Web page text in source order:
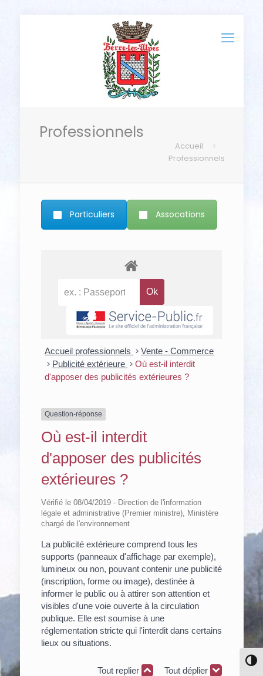
Professionnels
Accueil
Professionnels
Particuliers Assocations
Accueil professionnels > Vente - Commerce
> Publicité extérieure > Où est-il interdit
d'apposer des publicités extérieures ?
Question-réponse
Où est-il interdit
d'apposer des publicités
extérieures ?
Vérifié le 08/04/2019 - Direction de l'information
légale et administrative (Premier ministre), Ministère
chargé de l'environnement
La publicité extérieure comprend tous les
supports (panneaux d'affichage par exemple),
lumineux ou non, pouvant contenir une publicité
(inscription, forme ou image), destinée à
informer le public ou à attirer son attention et
visibles d'une voie ouverte à la circulation
publique. Elle est soumise à une
réglementation stricte qui l'interdit dans certains
lieux ou situations.
Tout replier Tout déplier